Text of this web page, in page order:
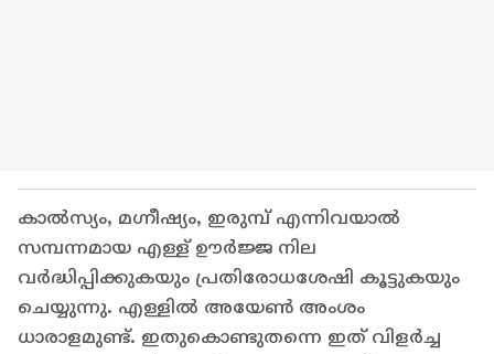
കാൽസ്യം, മഗ്നീഷ്യം, ഇരുമ്പ് എന്നിവയാൽ
സമ്പന്നമായ എള്ള് ഊർജ്ജ നില
വർദ്ധിപ്പിക്കുകയും പ്രതിരോധശേഷി കൂട്ടുകയും
ചെയ്യുന്നു. എള്ളില്‍ അയേണ്‍ അംശം
ധാരാളമുണ്ട്. ഇതുകൊണ്ടുതന്നെ ഇത് വിളര്‍ച്ച